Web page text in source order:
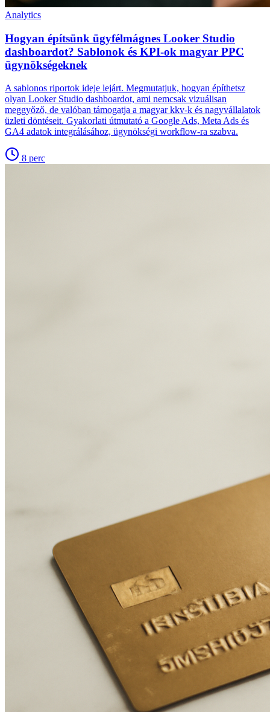
Analytics
Hogyan építsünk ügyfélmágnes Looker Studio
dashboardot? Sablonok és KPI-ok magyar PPC
ügynökségeknek
A sablonos riportok ideje lejárt. Megmutatjuk, hogyan építhetsz
olyan Looker Studio dashboardot, ami nemcsak vizuálisan
meggyőző, de valóban támogatja a magyar kkv-k és nagyvállalatok
üzleti döntéseit. Gyakorlati útmutató a Google Ads, Meta Ads és
GA4 adatok integrálásához, ügynökségi workflow-ra szabva.
8 perc